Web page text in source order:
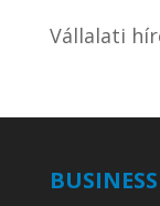
Vállalati